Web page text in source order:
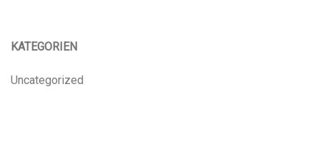
KATEGORIEN
Uncategorized